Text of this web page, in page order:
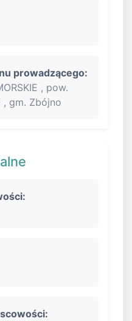
prowadzącego:
, pow.
gm. Zbójno